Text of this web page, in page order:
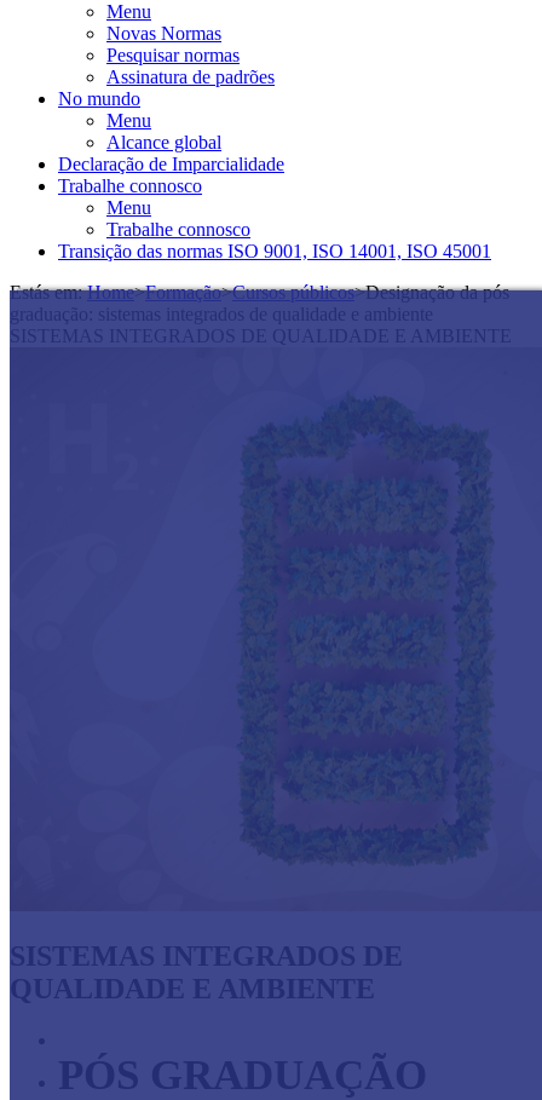
Menu
Novas Normas
Pesquisar normas
Assinatura de padrões
No mundo
Menu
Alcance global
Declaração de Imparcialidade
Trabalhe connosco
Menu
Trabalhe connosco
Transição das normas ISO 9001, ISO 14001, ISO 45001
Estás em:Home>Formação>Cursos públicos>Designação da pós
graduação: sistemas integrados de qualidade e ambiente
SISTEMAS INTEGRADOS DE QUALIDADE E AMBIENTE
SISTEMAS INTEGRADOS DE
QUALIDADE E AMBIENTE
PÓS GRADUAÇÃO